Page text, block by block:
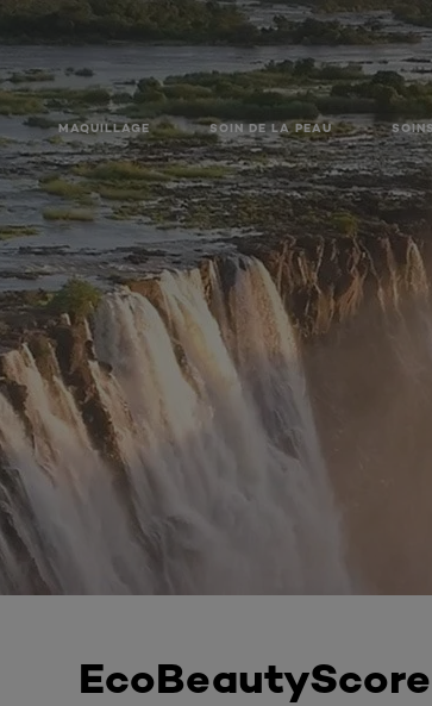
MAQUILLAGE SOIN DE LA PEAU
EcoBeautyScore